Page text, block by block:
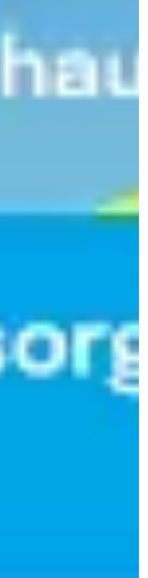
100
Juli 2026